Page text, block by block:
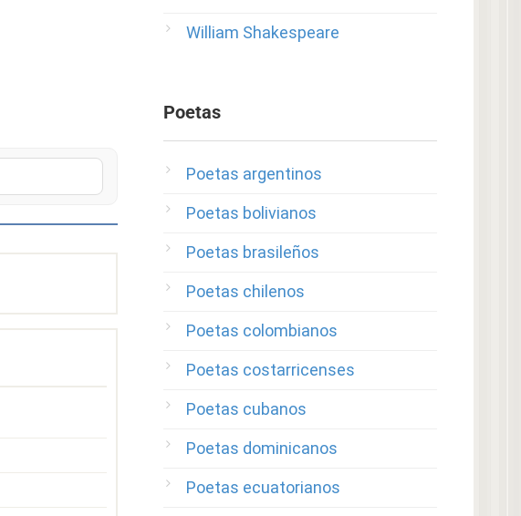
William Shakespeare
Poetas
Poetas argentinos
Poetas bolivianos
Poetas brasileños
Poetas chilenos
Poetas colombianos
Poetas costarricenses
Poetas cubanos
Poetas dominicanos
Poetas ecuatorianos